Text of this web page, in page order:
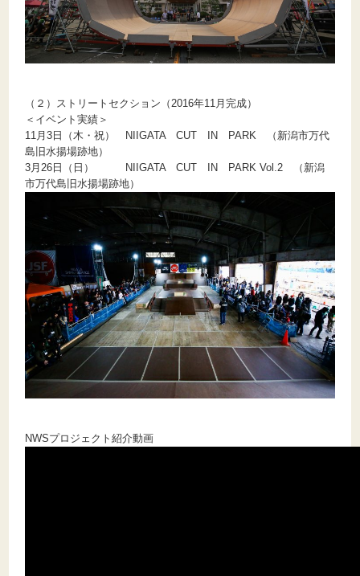
（２）ストリートセクション（2016年11月完成）
＜イベント実績＞
11月3日（木・祝） NIIGATA CUT IN PARK （新潟市万代
島旧水揚場跡地）
3月26日（日） NIIGATA CUT IN PARK Vol.2 （新潟
市万代島旧水揚場跡地）
NWSプロジェクト紹介動画